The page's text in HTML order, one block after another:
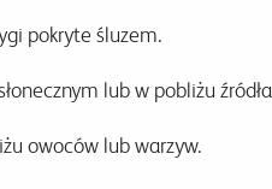
pokryte śluzem.
lub w pobliżu źródła
owoców lub warzyw.